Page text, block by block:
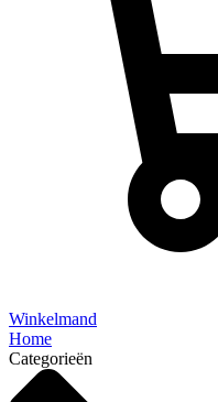
Winkelmand
Home
Categorieën